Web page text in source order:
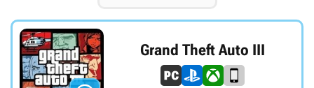
Grand Theft Auto III